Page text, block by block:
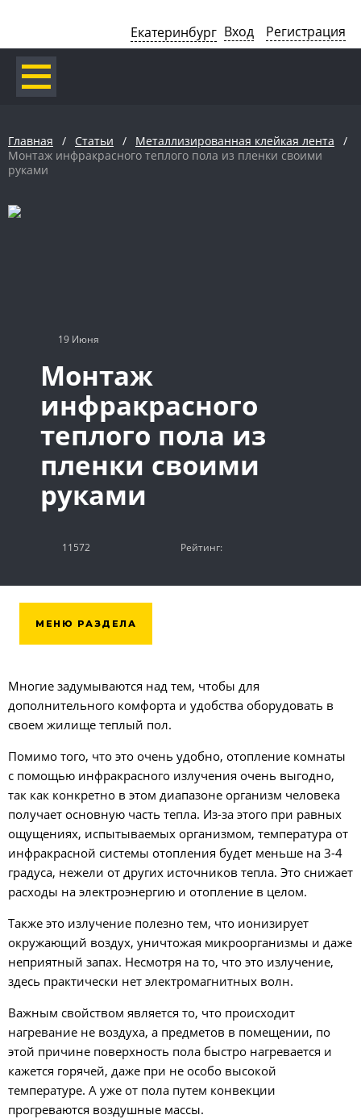
Екатеринбург Вход Регистрация
Главная / Статьи / Металлизированная клейкая лента
/
Монтаж инфракрасного теплого пола из пленки своими
руками
19 Июня
Монтаж
инфракрасного
теплого пола из
пленки своими
руками
11572 Рейтинг:
МЕНЮ РАЗДЕЛА
Многие задумываются над тем, чтобы для
дополнительного комфорта и удобства оборудовать в
своем жилище теплый пол.
Помимо того, что это очень удобно, отопление комнаты
с помощью инфракрасного излучения очень выгодно,
так как конкретно в этом диапазоне организм человека
получает основную часть тепла. Из-за этого при равных
ощущениях, испытываемых организмом, температура от
инфракрасной системы отопления будет меньше на 3-4
градуса, нежели от других источников тепла. Это снижает
расходы на электроэнергию и отопление в целом.
Также это излучение полезно тем, что ионизирует
окружающий воздух, уничтожая микроорганизмы и даже
неприятный запах. Несмотря на то, что это излучение,
здесь практически нет электромагнитных волн.
Важным свойством является то, что происходит
нагревание не воздуха, а предметов в помещении, по
этой причине поверхность пола быстро нагревается и
кажется горячей, даже при не особо высокой
температуре. А уже от пола путем конвекции
прогреваются воздушные массы.